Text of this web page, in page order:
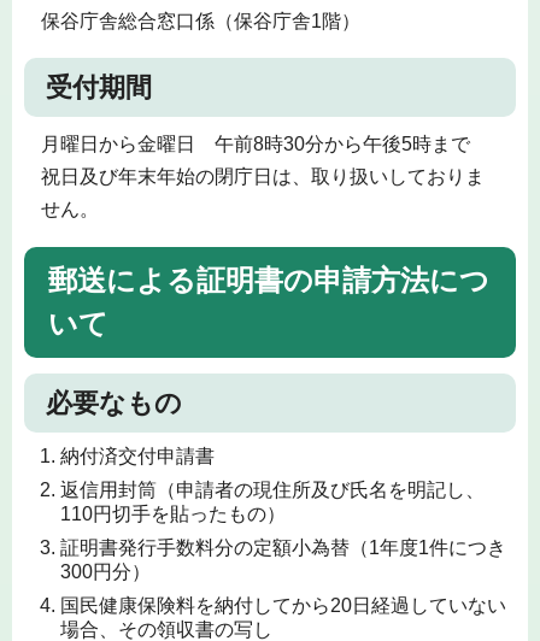
保谷庁舎総合窓口係（保谷庁舎1階）
受付期間
月曜日から金曜日 午前8時30分から午後5時まで
祝日及び年末年始の閉庁日は、取り扱いしておりま
せん。
郵送による証明書の申請方法につ
いて
必要なもの
納付済交付申請書
返信用封筒（申請者の現住所及び氏名を明記し、
110円切手を貼ったもの）
証明書発行手数料分の定額小為替（1年度1件につき
300円分）
国民健康保険料を納付してから20日経過していない
場合、その領収書の写し